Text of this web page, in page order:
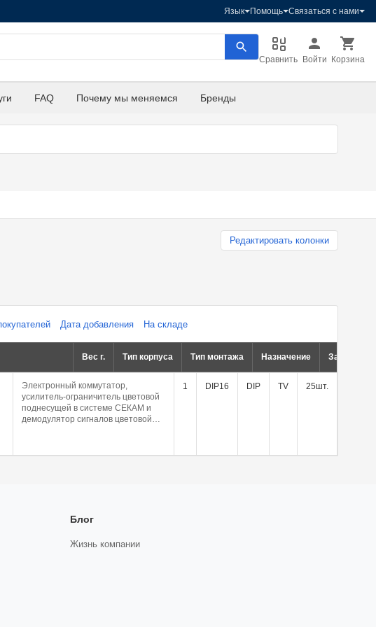
Язык Помощь Связаться с нами
Сравнить Войти Корзина
FAQ Почему мы меняемся Бренды
Редактировать колонки
Дата добавления На складе
Вес г. Тип корпуса Тип монтажа Назначение Заводская
Электронный коммутатор,
усилитель-ограничитель цветовой
поднесущей в системе СЕКАМ и
демодулятор сигналов цветовой
1 DIP16 DIP TV 25шт.
Блог
Жизнь компании